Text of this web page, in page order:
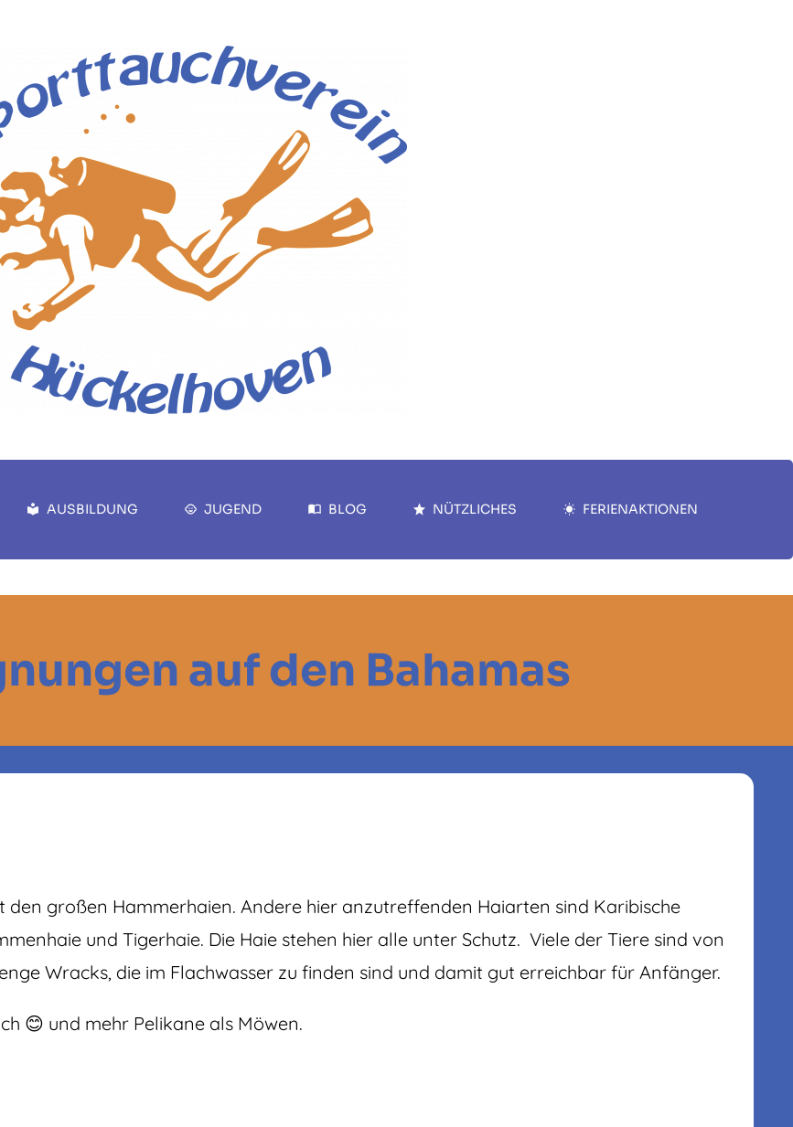
AUSBILDUNG JUGEND BLOG NÜTZLICHES FERIENAKTIONEN
auf den Bahamas
den großen Hammerhaien. Andere hier anzutreffenden Haiarten sind Karibische
und Tigerhaie. Die Haie stehen hier alle unter Schutz. Viele der Tiere sind von
Wracks, die im Flachwasser zu finden sind und damit gut erreichbar für Anfänger.
😊 und mehr Pelikane als Möwen.